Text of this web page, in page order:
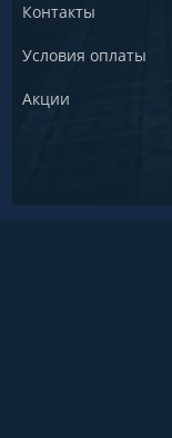
Контакты
Условия оплаты
Акции